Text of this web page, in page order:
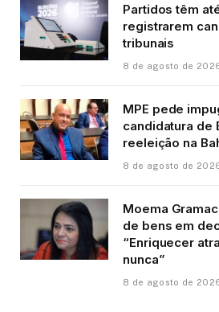
Partidos têm
registrarem
tribunais
8 de agosto de
MPE pede
candidatura de
reeleição na
8 de agosto de
Moema
de bens em
“Enriquecer
nunca”
8 de agosto de